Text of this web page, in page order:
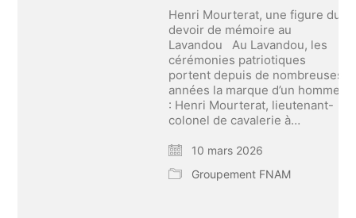
Henri Mourterat, une figure du
devoir de mémoire au
Lavandou Au Lavandou, les
cérémonies patriotiques
portent depuis de nombreuses
années la marque d’un homme
: Henri Mourterat, lieutenant-
colonel de cavalerie à…
10 mars 2026
Groupement FNAM